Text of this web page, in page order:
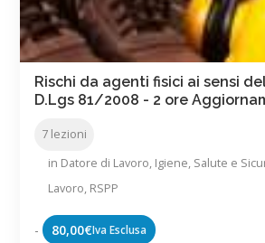
Rischi da agenti fisici ai sensi
D.Lgs 81/2008 - 2 ore
7 lezioni
in Datore di Lavoro, Igiene, Salute e
Lavoro, RSPP
- 80,00€Iva Esclusa